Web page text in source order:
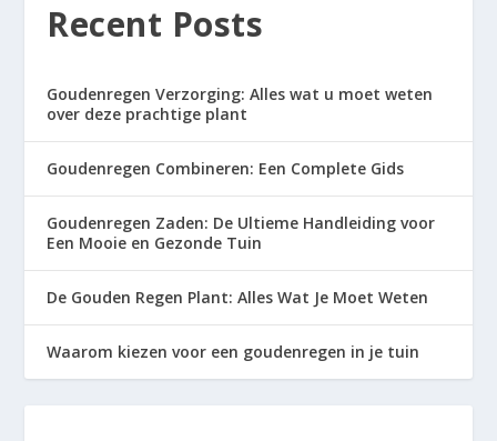
Recent Posts
Goudenregen Verzorging: Alles wat u moet weten
over deze prachtige plant
Goudenregen Combineren: Een Complete Gids
Goudenregen Zaden: De Ultieme Handleiding voor
Een Mooie en Gezonde Tuin
De Gouden Regen Plant: Alles Wat Je Moet Weten
Waarom kiezen voor een goudenregen in je tuin